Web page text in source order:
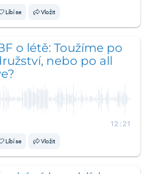
Líbí se Vložit
o létě: Toužíme po
nebo po all
12:21
Líbí se Vložit